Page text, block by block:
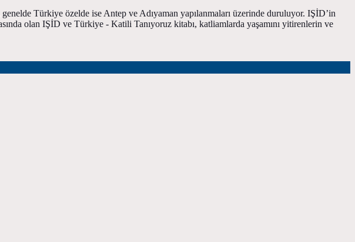
Türkiye özelde ise Antep ve Adıyaman yapılanmaları üzerinde duruluyor. IŞİD’in
olan IŞİD ve Türkiye - Katili Tanıyoruz kitabı, katliamlarda yaşamını yitirenlerin ve